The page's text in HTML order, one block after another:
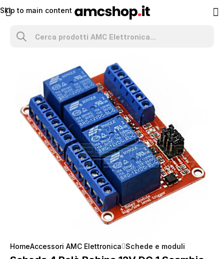
Skip to main content
HomeAccessori AMC Elettronica Schede e moduli